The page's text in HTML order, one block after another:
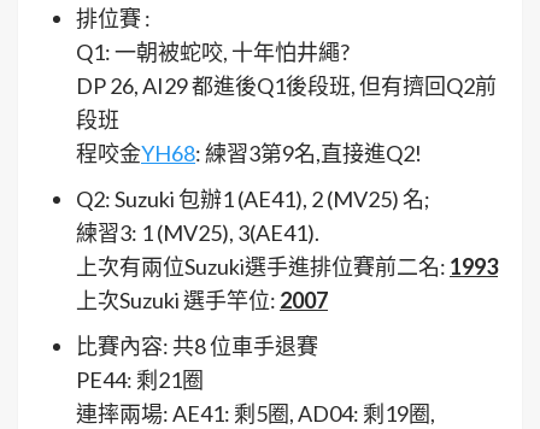
排位賽 :
Q1: 一朝被蛇咬, 十年怕井繩?
DP 26, AI29 都進後Q1後段班, 但有擠回Q2前
段班
程咬金YH68: 練習3第9名,直接進Q2!
Q2: Suzuki 包辦1 (AE41), 2 (MV25) 名;
練習3: 1 (MV25), 3(AE41).
上次有兩位Suzuki選手進排位賽前二名: 1993
上次Suzuki 選手竿位: 2007
比賽內容: 共8 位車手退賽
PE44: 剩21圈
連摔兩場: AE41: 剩5圈, AD04: 剩19圈,